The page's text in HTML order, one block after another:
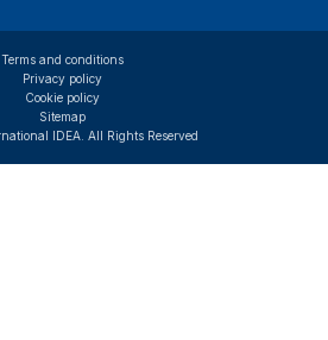
IDEA. All Rights Reserved
Terms and conditions
Privacy policy
Cookie policy
Sitemap